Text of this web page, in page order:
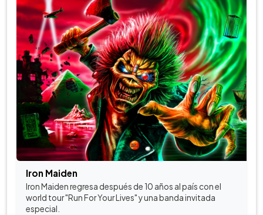
Iron Maiden
Iron Maiden regresa después de 10 años al país con el
world tour "Run For Your Lives" y una banda invitada
especial.